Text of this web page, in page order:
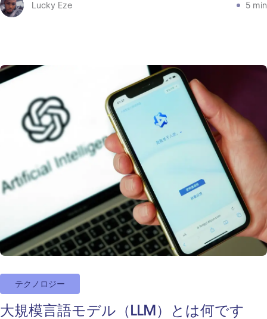
Lucky Eze 5 min
テクノロジー
大規模言語モデル（LLM）とは何です